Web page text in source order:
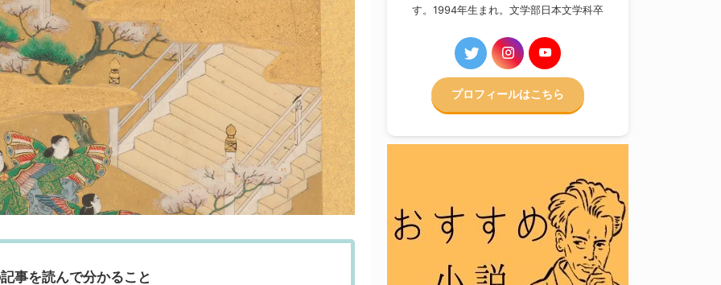
事を読んで分かること
す。1994年生まれ。文学部日本文学科卒
プロフィールはこちら